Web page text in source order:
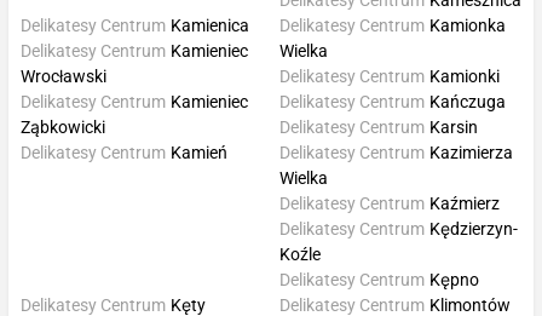
Delikatesy Centrum Kamienica
Delikatesy Centrum Kamieniec
Wrocławski
Delikatesy Centrum Kamieniec
Ząbkowicki
Delikatesy Centrum Kamień
Delikatesy Centrum Kamionka
Wielka
Delikatesy Centrum Kamionki
Delikatesy Centrum Kańczuga
Delikatesy Centrum Karsin
Delikatesy Centrum Kazimierza
Wielka
Delikatesy Centrum Kaźmierz
Delikatesy Centrum Kędzierzyn-
Koźle
Delikatesy Centrum Kępno
Delikatesy Centrum Kęty
Delikatesy Centrum Klimontów